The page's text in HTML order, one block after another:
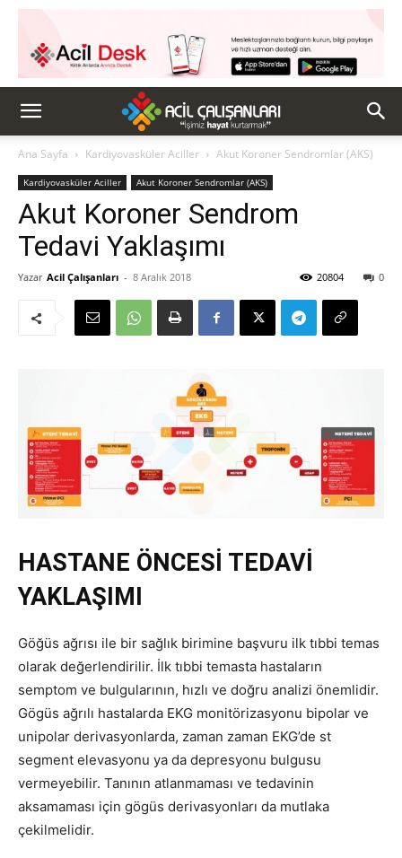
Ana Sayfa Kardiyovasküler Aciller Akut Koroner Sendromlar (AKS)
Kardiyovasküler Aciller Akut Koroner Sendromlar (AKS)
Akut Koroner Sendrom
Tedavi Yaklaşımı
Yazar Acil Çalışanları - 8 Aralık 2018 0
20804
HASTANE ÖNCESİ TEDAVİ
YAKLAŞIMI
Göğüs ağrısı ile bir sağlık birimine başvuru ilk tıbbi temas
olarak değerlendirilir. İlk tıbbi temasta hastaların
semptom ve bulgularının, hızlı ve doğru analizi önemlidir.
Gögüs ağrılı hastalarda EKG monitörizasyonu bipolar ve
unipolar derivasyonlarda, zaman zaman EKG’de st
segment elevasyonu ya da depresyonu bulgusu
vermeyebilir. Tanının atlanmaması ve tedavinin
aksamaması için gögüs derivasyonları da mutlaka
çekilmelidir.